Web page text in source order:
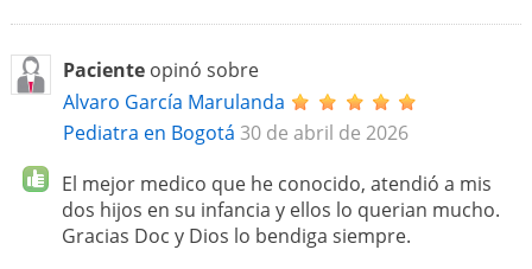
Pacienteopinó sobre
Alvaro García Marulanda
Pediatra en Bogotá 30 de abril de 2026
El mejor medico que he conocido, atendió a mis
dos hijos en su infancia y ellos lo querian mucho.
Gracias Doc y Dios lo bendiga siempre.